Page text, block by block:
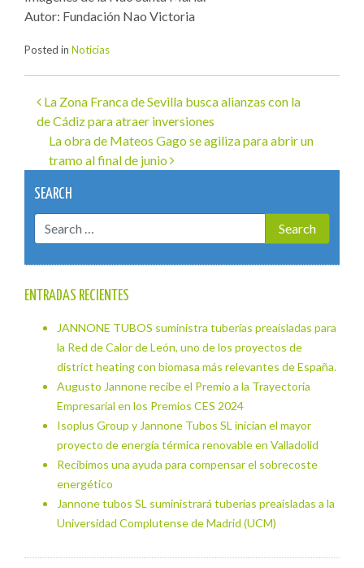
Autor: Fundación Nao Victoria
Posted in Noticias
Navegación
de
entradas
La Zona Franca de Sevilla busca alianzas con la
de Cádiz para atraer inversiones
La obra de Mateos Gago se agiliza para abrir un
tramo al final de junio
SEARCH
ENTRADAS RECIENTES
JANNONE TUBOS suministra tuberías preaisladas para
la Red de Calor de León, uno de los proyectos de
district heating con biomasa más relevantes de España.
Augusto Jannone recibe el Premio a la Trayectoria
Empresarial en los Premios CES 2024
Isoplus Group y Jannone Tubos SL inician el mayor
proyecto de energía térmica renovable en Valladolid
Recibimos una ayuda para compensar el sobrecoste
energético
Jannone tubos SL suministrará tuberías preaisladas a la
Universidad Complutense de Madrid (UCM)